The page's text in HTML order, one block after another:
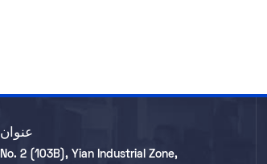
عنوان
No. 2 (103B), Yian Industrial Zone,